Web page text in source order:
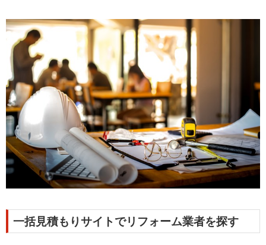
一括見積もりサイトでリフォーム業者を探す